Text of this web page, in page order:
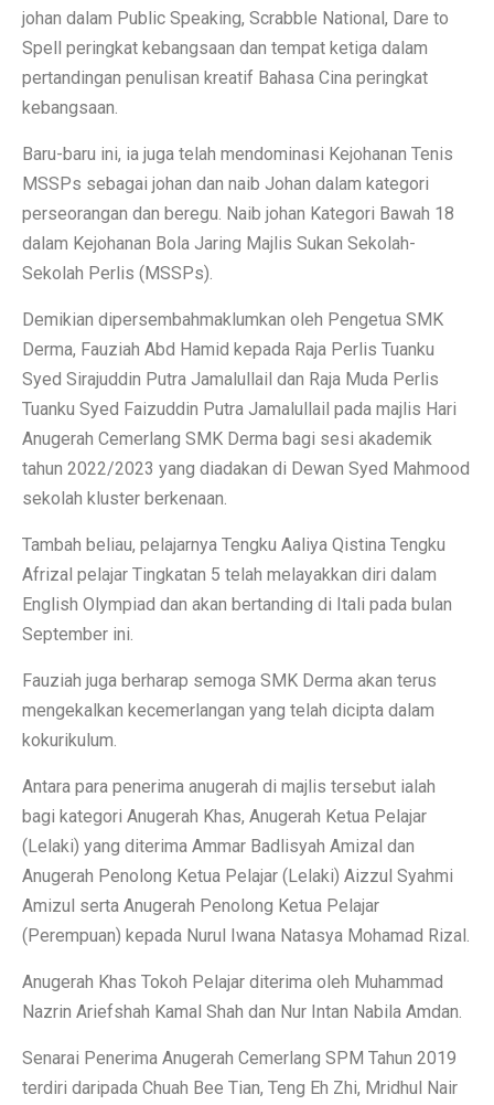
johan dalam Public Speaking, Scrabble National, Dare to
Spell peringkat kebangsaan dan tempat ketiga dalam
pertandingan penulisan kreatif Bahasa Cina peringkat
kebangsaan.
Baru-baru ini, ia juga telah mendominasi Kejohanan Tenis
MSSPs sebagai johan dan naib Johan dalam kategori
perseorangan dan beregu. Naib johan Kategori Bawah 18
dalam Kejohanan Bola Jaring Majlis Sukan Sekolah-
Sekolah Perlis (MSSPs).
Demikian dipersembahmaklumkan oleh Pengetua SMK
Derma, Fauziah Abd Hamid kepada Raja Perlis Tuanku
Syed Sirajuddin Putra Jamalullail dan Raja Muda Perlis
Tuanku Syed Faizuddin Putra Jamalullail pada majlis Hari
Anugerah Cemerlang SMK Derma bagi sesi akademik
tahun 2022/2023 yang diadakan di Dewan Syed Mahmood
sekolah kluster berkenaan.
Tambah beliau, pelajarnya Tengku Aaliya Qistina Tengku
Afrizal pelajar Tingkatan 5 telah melayakkan diri dalam
English Olympiad dan akan bertanding di Itali pada bulan
September ini.
Fauziah juga berharap semoga SMK Derma akan terus
mengekalkan kecemerlangan yang telah dicipta dalam
kokurikulum.
Antara para penerima anugerah di majlis tersebut ialah
bagi kategori Anugerah Khas, Anugerah Ketua Pelajar
(Lelaki) yang diterima Ammar Badlisyah Amizal dan
Anugerah Penolong Ketua Pelajar (Lelaki) Aizzul Syahmi
Amizul serta Anugerah Penolong Ketua Pelajar
(Perempuan) kepada Nurul Iwana Natasya Mohamad Rizal.
Anugerah Khas Tokoh Pelajar diterima oleh Muhammad
Nazrin Ariefshah Kamal Shah dan Nur Intan Nabila Amdan.
Senarai Penerima Anugerah Cemerlang SPM Tahun 2019
terdiri daripada Chuah Bee Tian, Teng Eh Zhi, Mridhul Nair